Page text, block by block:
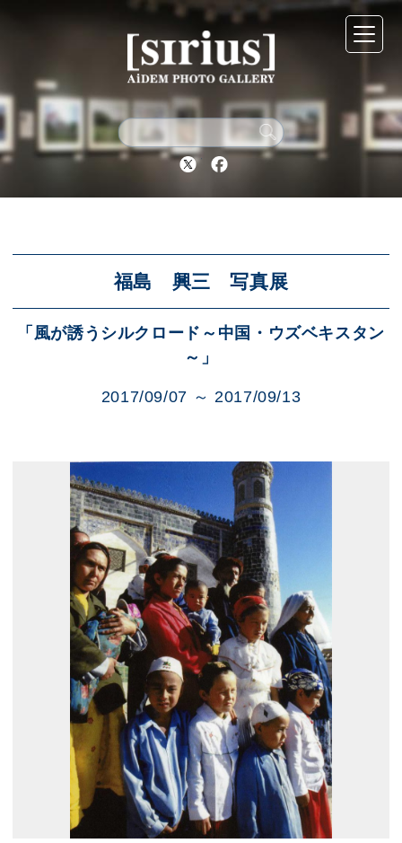
Twitter Facebook
福島 興三 写真展
「風が誘うシルクロード～中国・ウズベキスタン
～」
2017/09/07 ～ 2017/09/13
シリウスについて
展示スケジュール
ブログ
展示のお申し込み